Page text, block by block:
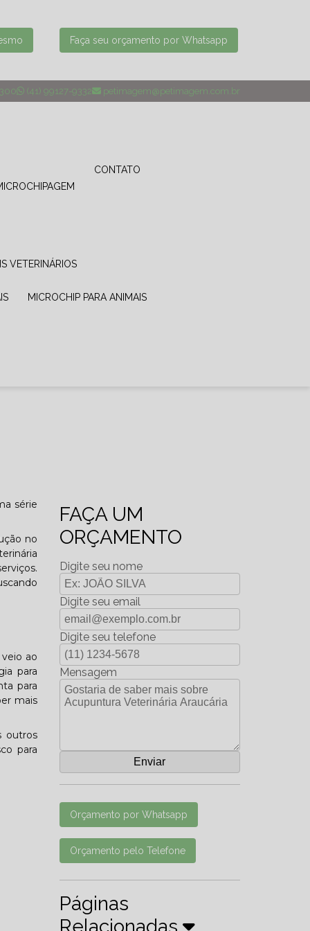
Faça seu orçamento por Whatsapp
(41) 99127-9332 petimagem@petimagem.com.br
MICROCHIPAGEM
CONTATO
VETERINÁRIOS
MICROCHIP PARA ANIMAIS
série
no
ao
para
para
mais
outros
para
FAÇA UM
ORÇAMENTO
Digite seu nome
Digite seu email
Digite seu telefone
Mensagem
Orçamento por Whatsapp
Orçamento pelo Telefone
Páginas